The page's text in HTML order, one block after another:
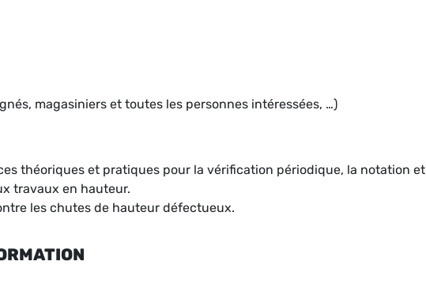
magasiniers et toutes les personnes intéressées, …)
théoriques et pratiques pour la vérification périodique, la notation et
travaux en hauteur.
les chutes de hauteur défectueux.